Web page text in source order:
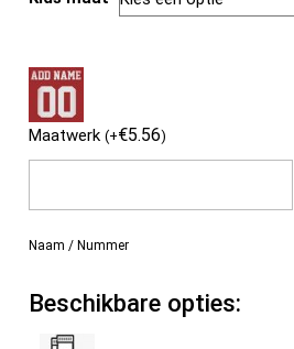
Maatwerk(+€5.56)
Naam / Nummer
Beschikbare opties: